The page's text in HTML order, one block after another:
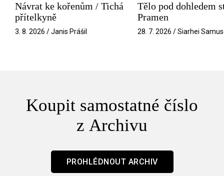
Návrat ke kořenům / Tichá
přítelkyně
3. 8. 2026 / Janis Prášil
Tělo pod dohledem
Pramen
28. 7. 2026 / Siarhei
Koupit samostatné číslo
z Archivu
PROHLÉDNOUT ARCHIV